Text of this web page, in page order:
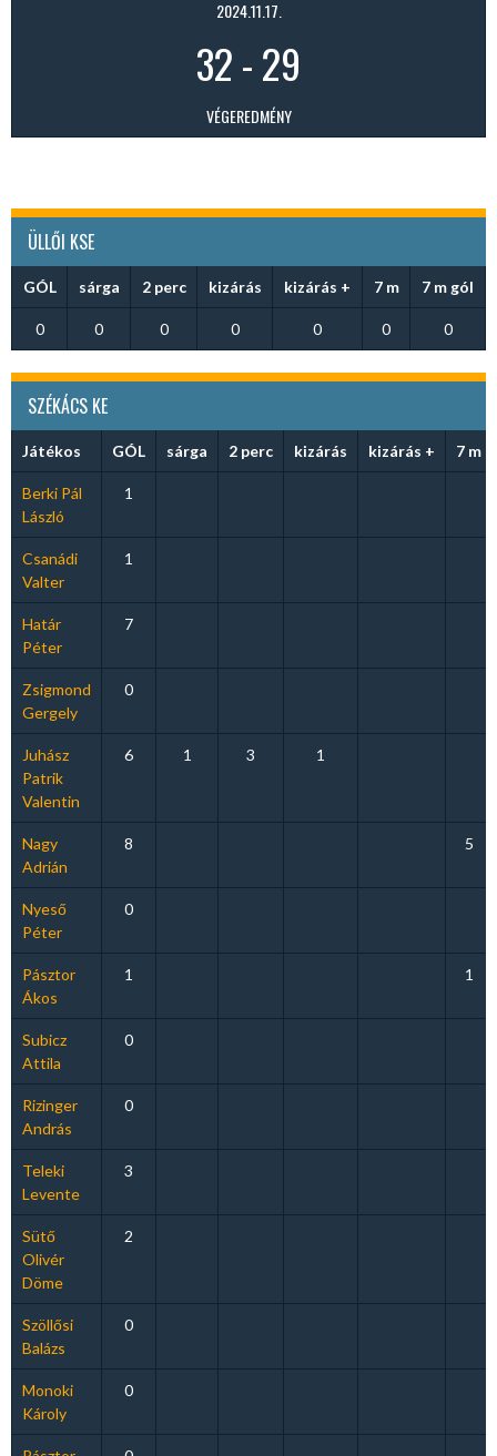
2024.11.17.
32-29
VÉGEREDMÉNY
ÜLLŐI KSE
GÓL sárga 2 perc kizárás kizárás + 7 m 7 m gól
0 0 0 0 0 0 0
SZÉKÁCS KE
Játékos GÓL sárga 2 perc kizárás kizárás + 7 m
Berki Pál
László
1
Csanádi
Valter
1
Határ
Péter
7
Zsigmond
Gergely
0
Juhász
Patrik
Valentin
6 1 3 1
Nagy
Adrián
8 5
Nyeső
Péter
0
Pásztor
Ákos
1 1
Subicz
Attila
0
Rizinger
András
0
Teleki
Levente
3
Sütő
Olivér
Döme
2
Szöllősi
Balázs
0
Monoki
Károly
0